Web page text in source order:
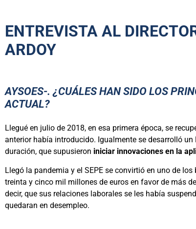
ENTREVISTA AL
ARDOY
AYSOES-. ¿CUÁLES HAN SIDO LOS
ACTUAL?
Llegué en julio de 2018, en esa primera época, se
anterior había introducido. Igualmente se desarrolló un
duración, que supusieron iniciar innovaciones en la
Llegó la pandemia y el SEPE se convirtió en uno de
treinta y cinco mil millones de euros en favor de más
decir, que sus relaciones laborales se les había
quedaran en desempleo.